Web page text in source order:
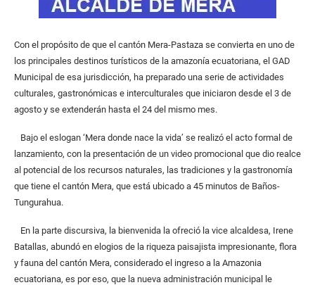
Con el propósito de que el cantón Mera-Pastaza se convierta en uno de
los principales destinos turísticos de la amazonía ecuatoriana, el GAD
Municipal de esa jurisdicción, ha preparado una serie de actividades
culturales, gastronómicas e interculturales que iniciaron desde el 3 de
agosto y se extenderán hasta el 24 del mismo mes.
Bajo el eslogan ‘Mera donde nace la vida’ se realizó el acto formal de
lanzamiento, con la presentación de un video promocional que dio realce
al potencial de los recursos naturales, las tradiciones y la gastronomía
que tiene el cantón Mera, que está ubicado a 45 minutos de Baños-
Tungurahua.
En la parte discursiva, la bienvenida la ofreció la vice alcaldesa, Irene
Batallas, abundó en elogios de la riqueza paisajista impresionante, flora
y fauna del cantón Mera, considerado el ingreso a la Amazonia
ecuatoriana, es por eso, que la nueva administración municipal le